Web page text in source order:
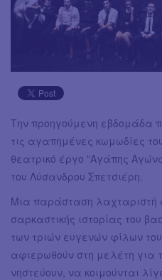
Την προηγούμενη εβδομάδα
τις αγαπημένες κωμωδίες
θεατρικό έργο "Αγάπης
του Λύσανδρου Σπετσιέρη.
Μια παράσταση λαχταριστή
σαρκαστικής ιστορίας του
των τριών ευγενών φίλων
αφιερωθούν στη μελέτη για
νηστεύουν, να κοιμούνται